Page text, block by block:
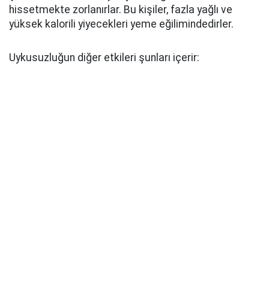
hissetmekte zorlanırlar. Bu kişiler, fazla yağlı ve
yüksek kalorili yiyecekleri yeme eğilimindedirler.
Uykusuzluğun diğer etkileri şunları içerir: